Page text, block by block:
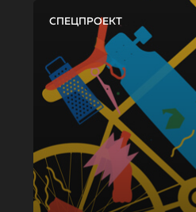
СПЕЦПРОЕКТ